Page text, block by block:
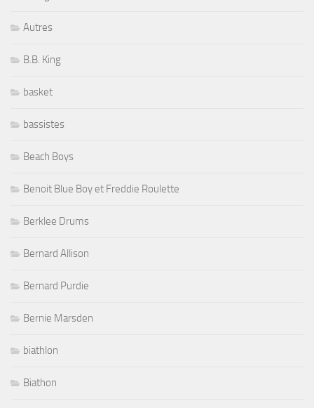
Autres
B.B. King
basket
bassistes
Beach Boys
Benoit Blue Boy et Freddie Roulette
Berklee Drums
Bernard Allison
Bernard Purdie
Bernie Marsden
biathlon
Biathon